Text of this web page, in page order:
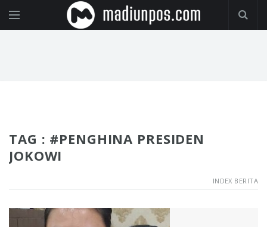
TAG : #PENGHINA PRESIDEN
JOKOWI
INDEX BERITA